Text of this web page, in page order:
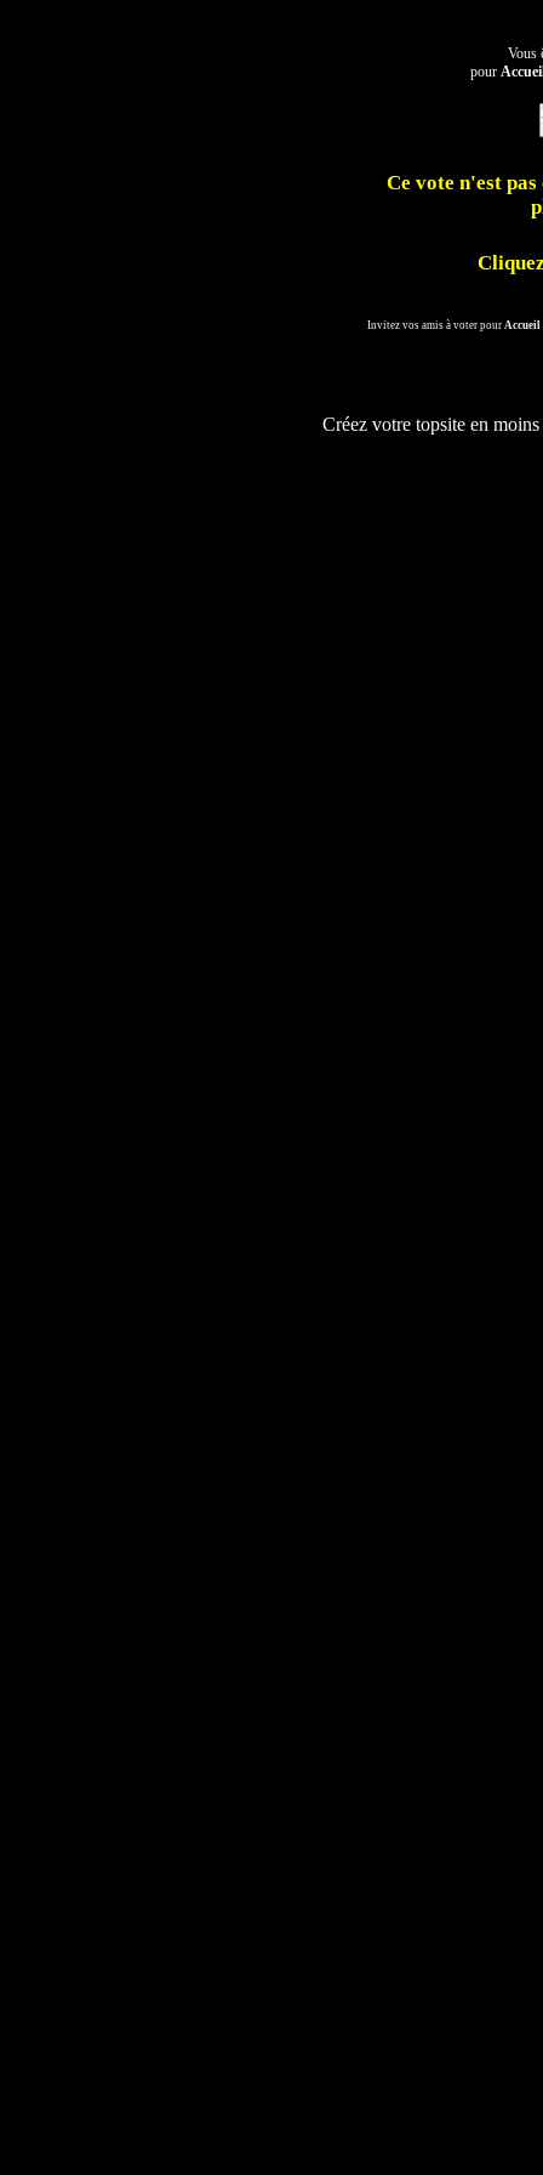
Vous
pour
Ce vote n'est
Invitez vos amis à voter pour Accueil
Créez votre topsite en